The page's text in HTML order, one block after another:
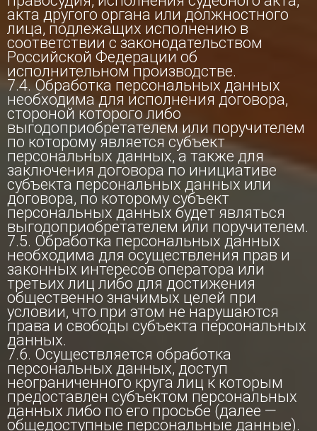
акта другого органа или должностного
лица, подлежащих исполнению в
соответствии с законодательством
Российской Федерации об
исполнительном производстве.
7.4. Обработка персональных данных
необходима для исполнения договора,
стороной которого либо
выгодоприобретателем или поручителем
по которому является субъект
персональных данных, а также для
заключения договора по инициативе
субъекта персональных данных или
договора, по которому субъект
персональных данных будет являться
выгодоприобретателем или поручителем.
7.5. Обработка персональных данных
необходима для осуществления прав и
законных интересов оператора или
третьих лиц либо для достижения
общественно значимых целей при
условии, что при этом не нарушаются
права и свободы субъекта персональных
данных.
7.6. Осуществляется обработка
персональных данных, доступ
неограниченного круга лиц к которым
предоставлен субъектом персональных
данных либо по его просьбе (далее —
общедоступные персональные данные).